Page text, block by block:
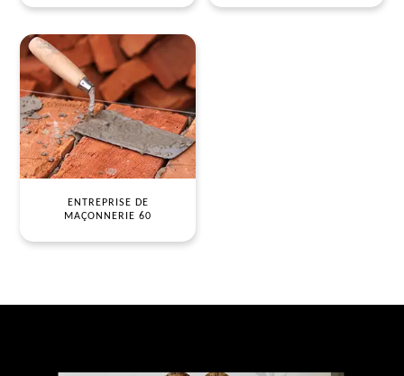
ENTREPRISE DE
MAÇONNERIE 60